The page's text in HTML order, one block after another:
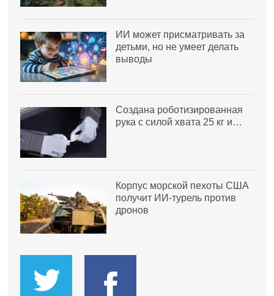
ИИ может присматривать за
детьми, но не умеет делать
выводы
Создана роботизированная
рука с силой хвата 25 кг и…
Корпус морской пехоты США
получит ИИ-турель против
дронов